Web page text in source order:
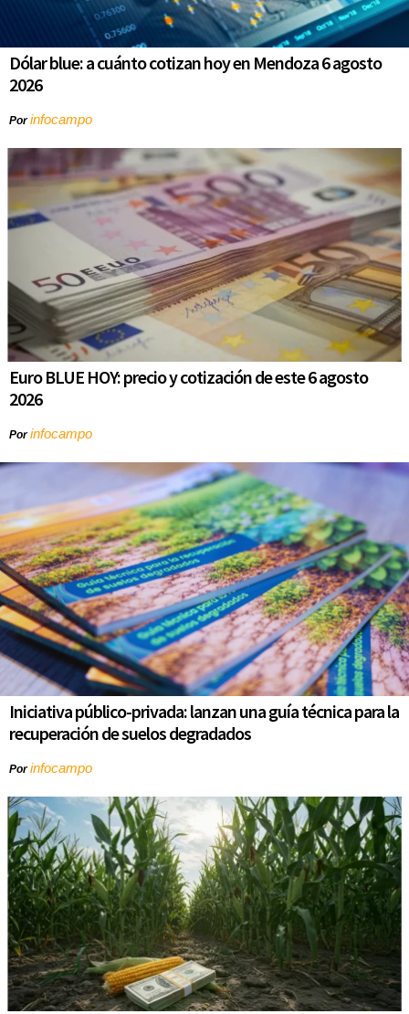
Dólar blue: a cuánto cotizan hoy en Mendoza 6 agosto
2026
Porinfocampo
Euro BLUE HOY: precio y cotización de este 6 agosto
2026
Porinfocampo
Iniciativa público-privada: lanzan una guía técnica para la
recuperación de suelos degradados
Porinfocampo